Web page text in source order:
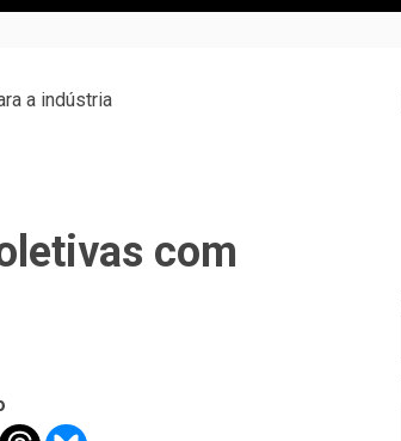
a indústria
com